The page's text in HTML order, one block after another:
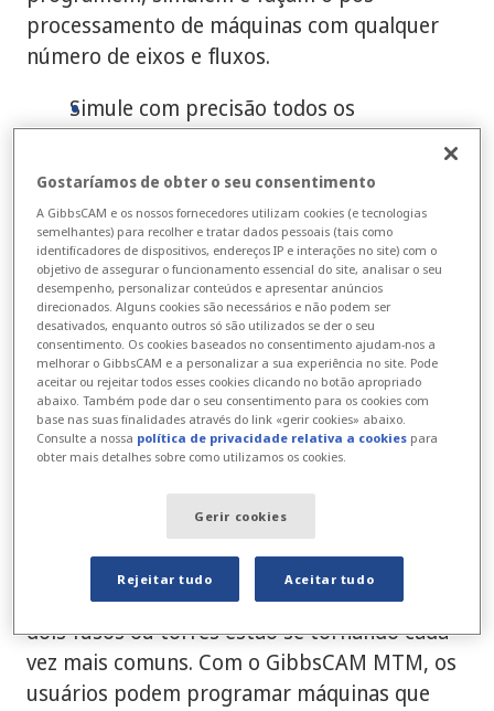
processamento de máquinas com qualquer
número de eixos e fluxos.
Simule com precisão todos os
componentes da máquina e os recursos
de qualquer máquina
e sem erros que maximizam os recursos
de sua máquina
Tecnologia escalável que está pronta
para suportar futuras soluções de
máquinas
Várias torres e eixos-árvore
incorporam uma ampla variedade de
combinações de fusos e torres, sem fim à
vista. Uma configuração de dois fusos e duas
torres é comum, e máquinas com mais de
dois fusos ou torres estão se tornando cada
vez mais comuns. Com o GibbsCAM MTM, os
usuários podem programar máquinas que
Gostaríamos de obter o seu consentimento
A GibbsCAM e os nossos fornecedores utilizam cookies (e tecnologias
semelhantes) para recolher e tratar dados pessoais (tais como
identificadores de dispositivos, endereços IP e interações no site) com o
objetivo de assegurar o funcionamento essencial do site, analisar o seu
desempenho, personalizar conteúdos e apresentar anúncios
direcionados. Alguns cookies são necessários e não podem ser
desativados, enquanto outros só são utilizados se der o seu
consentimento. Os cookies baseados no consentimento ajudam-nos a
melhorar o GibbsCAM e a personalizar a sua experiência no site. Pode
aceitar ou rejeitar todos esses cookies clicando no botão apropriado
abaixo. Também pode dar o seu consentimento para os cookies com
base nas suas finalidades através do link «gerir cookies» abaixo.
Consulte a nossa política de privacidade relativa a cookies para
obter mais detalhes sobre como utilizamos os cookies.
Gerir cookies
Rejeitar tudo Aceitar tudo